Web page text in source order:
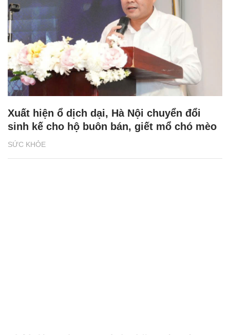
SỨC KHỎE
Xuất hiện ổ dịch dại, Hà Nội chuyển đổi
sinh kế cho hộ buôn bán, giết mổ chó mèo